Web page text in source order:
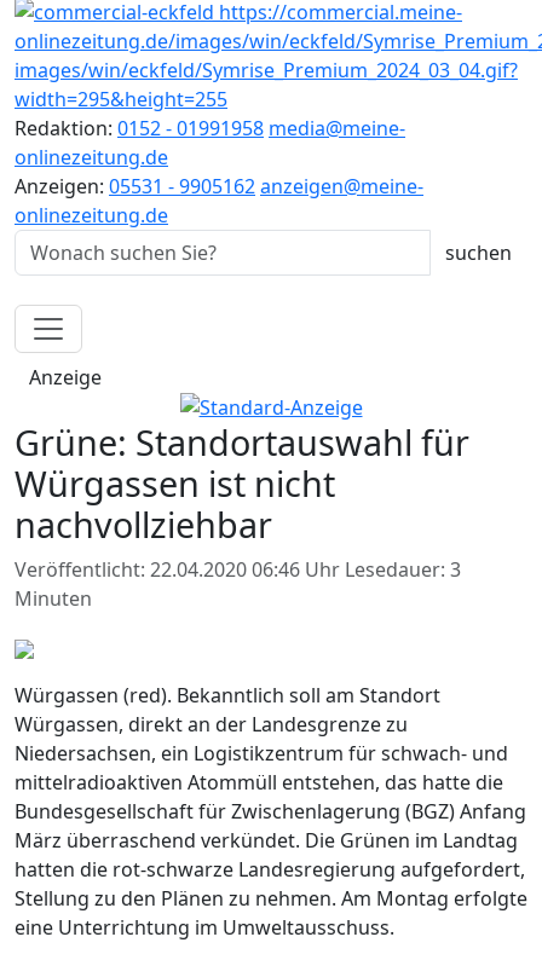
Redaktion: 0152 - 01991958 media@meine-
onlinezeitung.de
Anzeigen: 05531 - 9905162anzeigen@meine-
onlinezeitung.de
Anzeige
Grüne: Standortauswahl für
Würgassen ist nicht
nachvollziehbar
Veröffentlicht: 22.04.2020 06:46 Uhr Lesedauer: 3
Minuten
Würgassen (red). Bekanntlich soll am Standort
Würgassen, direkt an der Landesgrenze zu
Niedersachsen, ein Logistikzentrum für schwach- und
mittelradioaktiven Atommüll entstehen, das hatte die
Bundesgesellschaft für Zwischenlagerung (BGZ) Anfang
März überraschend verkündet. Die Grünen im Landtag
hatten die rot-schwarze Landesregierung aufgefordert,
Stellung zu den Plänen zu nehmen. Am Montag erfolgte
eine Unterrichtung im Umweltausschuss.